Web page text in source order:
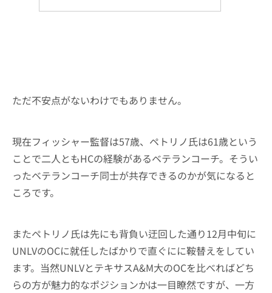
ただ不安点がないわけでもありません。
現在フィッシャー監督は57歳、ペトリノ氏は61歳という
ことで二人ともHCの経験があるベテランコーチ。そうい
ったベテランコーチ同士が共存できるのかが気になると
ころです。
またペトリノ氏は先にも背負い迂回した通り12月中旬に
UNLVのOCに就任したばかりで直ぐにに鞍替えをしてい
ます。当然UNLVとテキサスA&M大のOCを比べればどち
らの方が魅力的なポジションかは一目瞭然ですが、一方